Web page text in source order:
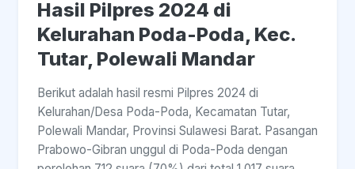
Hasil Pilpres 2024 di
Kelurahan Poda-Poda, Kec.
Tutar, Polewali Mandar
Berikut adalah hasil resmi Pilpres 2024 di
Kelurahan/Desa Poda-Poda, Kecamatan Tutar,
Polewali Mandar, Provinsi Sulawesi Barat. Pasangan
Prabowo-Gibran unggul di Poda-Poda dengan